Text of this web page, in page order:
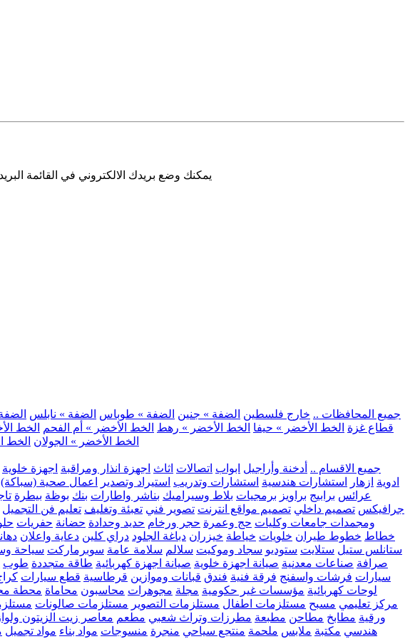
يمكنك وضع بريدك الالكتروني في القائمة
.. جميع المحافظات .. خارج فلسطين الضفة » جنين الضفة » طوباس الضفة » نابلس
قطاع غزة الخط الأخضر » حيفا الخط الأخضر » رهط الخط الأخضر » أم الفحم الخط
الخط الأخضر » الجولان الخط
.. جميع الاقسام .. أدخنة وأراجيل ابواب اتصالات اثاث اجهزة انذار ومراقبة اجهزة خلوية
ادوية ازهار استشارات هندسية استشارات وتدريب استيراد وتصدير اعمال صحية (سباكة)
عرائس برابيج براويز برمجيات بلاط وسيراميك بناشر واطارات بنك بوظة بيطرة
جرافيكس تصميم داخلي تصميم مواقع انترنت تصوير فني تعبئة وتغليف تعليم فن التجميل
ومجمدات جامعات وكليات حج وعمرة حجر ورخام حديد وحدادة حضانة حفريات
خطاط خطوط طيران خلويات خياطة خيزران دباغة الجلود دراي كلين دعاية واعلان
ستانلس ستيل ستلايت ستوديو سجاد وموكيت سلالم سلامة عامة سوبرماركت سياحة
صرافة صناعات معدنية صيانة اجهزة خلوية صيانة اجهزة كهربائية طاقة متجددة طوب
سيارات فرشات واسفنج فرقة فنية فندق قبانات وموازين قرطاسية قطع سيارات
لوحات كهربائية مؤسسات غير حكومية مجلة مجوهرات محاسبون محاماة محطة
مركز تعليمي مسبح مستلزمات اطفال مستلزمات التصوير مستلزمات صالونات
ورقية مطابخ مطاحن مطبعة مطرزات وتراث شعبي مطعم معاصر زيت الزيتون
هندسي مكتبة ملابس ملحمة منتجع سياحي منجرة منسوجات مواد بناء مواد تجميل